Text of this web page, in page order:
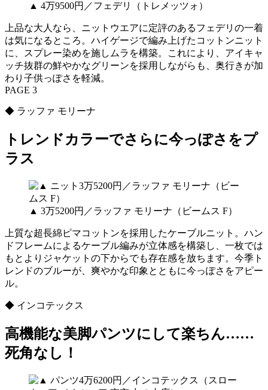
▲ 4万9500円／フェデリ（トレメッツォ）
上品な大人なら、ニットウエアに定評のあるフェデリの一着
は気になるところ。ハイゲージで編み上げたコットンニット
に、スプレー染めを施しムラを構築。これにより、アイキャ
ッチ抜群の鮮やかなグリーンを採用しながらも、奥行きが加
わり子供っぽさを軽減。
PAGE 3
◆ ラッファ モリーナ
トレンドカラーでさらに今っぽさをプ
ラス
▲ 3万5200円／ラッファ モリーナ（ビームス F）
上質な超長綿ピマコットンを採用したケーブルニット。ハン
ドフレームによるケーブル編みが立体感を構築し、一枚では
もとよりジャケットの下からでも存在感を放ちます。今季ト
レンドのブルーが、爽やかな印象とともに今っぽさをアピー
ル。
◆ インコテックス
高機能な美脚パンツにして楽ちん……
死角なし！